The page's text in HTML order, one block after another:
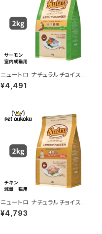
ニュートロ ナチュラルチョイス
室内猫用 アダルト サーモン 2k
g 4562358785498
¥4,491
ニュートロ ナチュラルチョイス
減量用 猫用 アダルト チキン 2k
g 4562358785580
¥4,793